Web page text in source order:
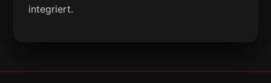
integriert.